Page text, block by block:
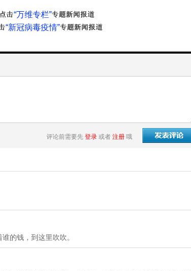
“万维专栏”
“新冠病毒疫情”
评论前需要先 登录 或者 注册 哦
的钱，到这里吹吹。